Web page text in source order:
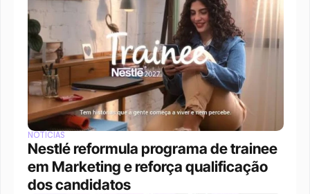
NOTÍCIAS
Nestlé reformula programa de trainee
em Marketing e reforça qualificação
dos candidatos